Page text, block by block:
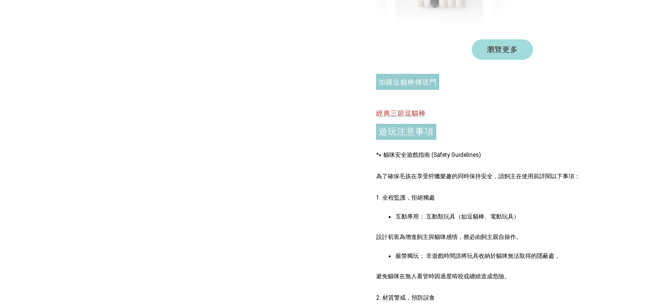
現貨｜彩色系列羊毛
NT$ 1,500 TWD
加入購物車
$289加購奧咪樂 紓壓玩具
瀏覽全部
Aumüller 奧咪樂｜
瀏覽更多
加購逗貓棒傳送門
經典三節逗貓棒
遊玩注意事項
🐾 貓咪安全遊戲指南 (Safety Guidelines)
為了確保毛孩在享受狩獵樂趣的同時保持安全，請飼主在使用前詳閱以下事項：
1. 全程監護，拒絕獨處
互動專用： 互動類玩具（如逗貓棒、電動玩具）
設計初衷為增進飼主與貓咪感情，務必由飼主親自操作。
嚴禁獨玩： 非遊戲時間請將玩具收納於貓咪無法取得的隱蔽處，
避免貓咪在無人看管時因過度啃咬或纏繞造成危險。
2. 材質警戒，預防誤食